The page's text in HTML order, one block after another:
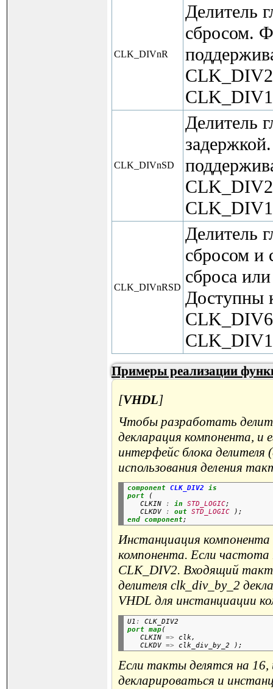
CLK_DIVnR
Делитель
сбросом.
CLK_DIVnSD
Делитель
CLK_DIVnRSD
Делитель
сбросом и
сброса
Доступны
Примеры реализации
[VHDL]
Чтобы разработать
декларация компонента, и
интерфейс блока
использования деления
component CLK_DIV2
is
port (
   CLKIN
: in STD_LOGIC;
   CLKDV
: out STD_LOGIC );
end component
Инстанциация
компонента. Если
CLK_DIV2. Входящий
делителя clk_div_by_2
VHDL для инстанциации
U1 :
CLK_DIV2
port map(
   CLKIN
=>
clk,
   CLKDV
=>
Если такты делятся на
декларироваться и